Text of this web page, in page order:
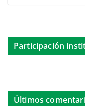
Participación
Últimos